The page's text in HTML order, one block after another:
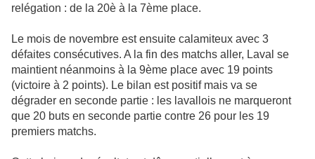
relégation : de la 20è à la 7ème place.
Le mois de novembre est ensuite calamiteux avec 3
défaites consécutives. A la fin des matchs aller, Laval se
maintient néanmoins à la 9ème place avec 19 points
(victoire à 2 points). Le bilan est positif mais va se
dégrader en seconde partie : les lavallois ne marqueront
que 20 buts en seconde partie contre 26 pour les 19
premiers matchs.